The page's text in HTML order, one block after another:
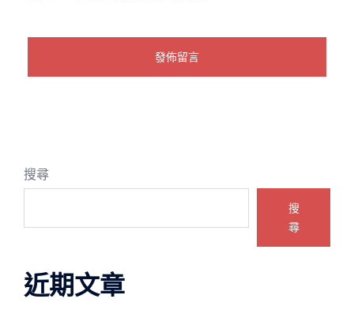
搜尋
搜
尋
近期文章